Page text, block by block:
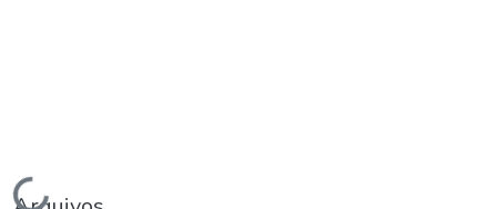
Carregando...